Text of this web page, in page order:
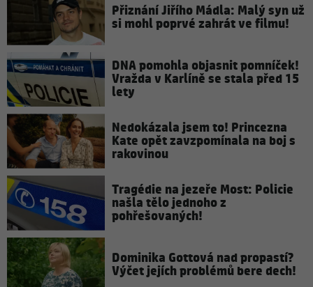
Přiznání Jiřího Mádla: Malý syn už
si mohl poprvé zahrát ve filmu!
DNA pomohla objasnit pomníček!
Vražda v Karlíně se stala před 15
lety
Nedokázala jsem to! Princezna
Kate opět zavzpomínala na boj s
rakovinou
Tragédie na jezeře Most: Policie
našla tělo jednoho z
pohřešovaných!
Dominika Gottová nad propastí?
Výčet jejích problémů bere dech!